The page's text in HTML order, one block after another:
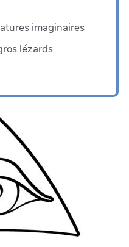
imaginaires
lézards